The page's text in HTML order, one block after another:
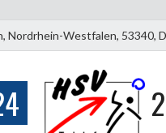
Nordrhein-Westfalen, 53340,